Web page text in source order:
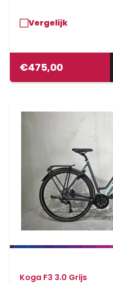
Vergelijk
€475,00
Koga F3 3.0 Grijs